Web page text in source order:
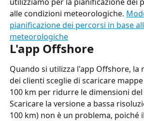
alle condizioni meteorologiche.
pianificazione dei percorsi in base
meteorologiche
L'app Offshore
Quando si utilizza l'app Offshore, la
dei clienti sceglie di scaricare mappe
100 km per ridurre le dimensioni
Scaricare la versione a bassa
100 km) non è un problema, poiché